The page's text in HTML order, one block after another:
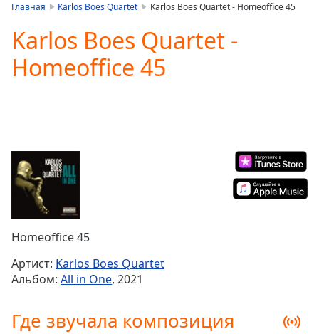
Play
Video
Play
Current
Time0:00
Duration
Loaded:
Stream
TypeLIVE
Seek to
live,
liveLIVE
Главная Karlos Boes Quartet Karlos Boes Quartet - Homeoffice 45
Karlos Boes Quartet -
Homeoffice 45
Homeoffice 45
Артист: Karlos Boes Quartet
Альбом: All in One, 2021
Где звучала композиция